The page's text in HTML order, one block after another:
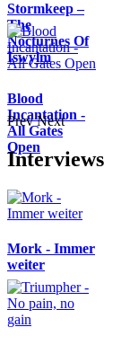
Stormkeep –
The
Nocturnes Of
Iswylm
Blood
Incantation -
All Gates
Open
Prev Next
Interviews
Mork - Immer
weiter